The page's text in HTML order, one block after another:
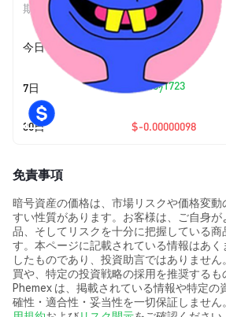
期間 金額変動
今日 +$0.0 7 8668
7日 $0.071723
30日 $-0.00000098
免責事項
暗号資産の価格は、市場リスクや価格変
すい性質があります。お客様は、ご自身
品、そしてリスクを十分に把握している
す。本ページに記載されている情報はあく
したものであり、投資助言ではありませ
買や、特定の投資戦略の採用を推奨するも
Phemex は、掲載されている情報や特定の
確性・適合性・妥当性を一切保証しません